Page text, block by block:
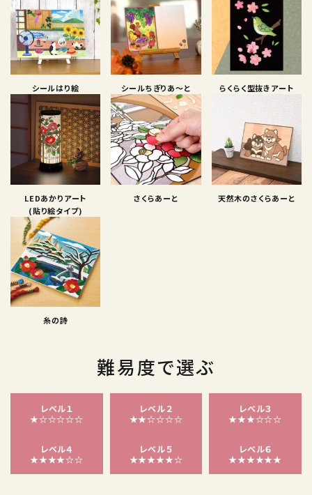
シールはり絵 シールちぎりあ〜と らくらく型抜きアート
LEDあかりアート
(貼り絵タイプ)
さくらあーと 天然木のさくらあーと
糸の詩
難易度で選ぶ
レベル１
★☆☆☆☆☆
レベル２
★★☆☆☆☆
レベル３
★★★☆☆☆
レベル４
★★★★☆☆
レベル５
★★★★★☆
レベル６
★★★★★★